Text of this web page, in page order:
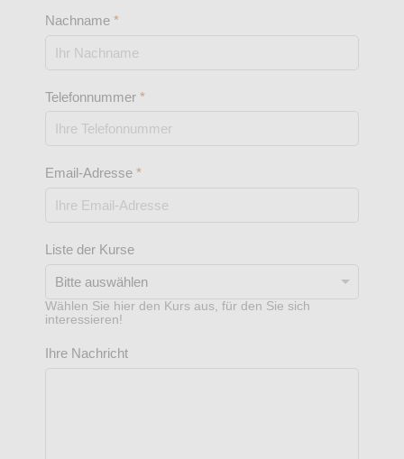
Nachname *
Telefonnummer *
Email-Adresse *
Liste der Kurse
Wählen Sie hier den Kurs aus, für den Sie sich
interessieren!
Ihre Nachricht